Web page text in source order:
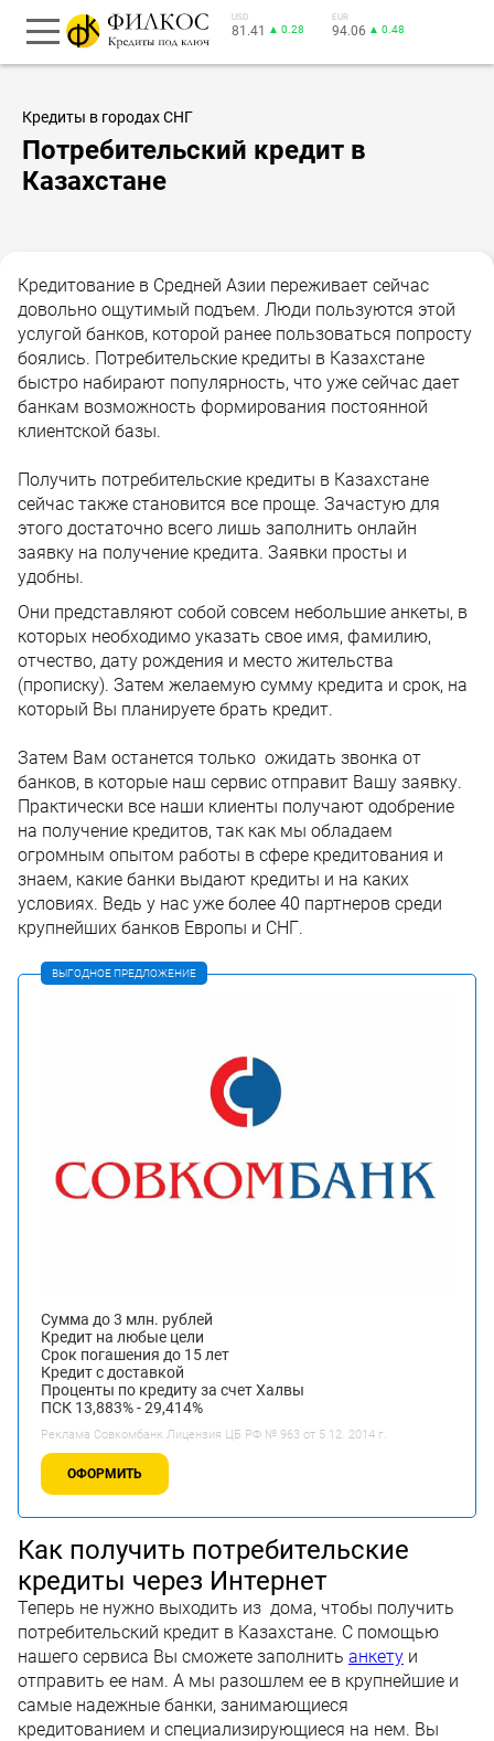
USD
81.41 ▲ 0.28
EUR
94.06 ▲ 0.48
Кредиты в городах СНГ
Потребительский кредит в
Казахстане
Кредитование в Средней Азии переживает сейчас
довольно ощутимый подъем. Люди пользуются этой
услугой банков, которой ранее пользоваться попросту
боялись. Потребительские кредиты в Казахстане
быстро набирают популярность, что уже сейчас дает
банкам возможность формирования постоянной
клиентской базы.
Получить потребительские кредиты в Казахстане
сейчас также становится все проще. Зачастую для
этого достаточно всего лишь заполнить онлайн
заявку на получение кредита. Заявки просты и
удобны.
Они представляют собой совсем небольшие анкеты, в
которых необходимо указать свое имя, фамилию,
отчество, дату рождения и место жительства
(прописку). Затем желаемую сумму кредита и срок, на
который Вы планируете брать кредит.
Затем Вам останется только ожидать звонка от
банков, в которые наш сервис отправит Вашу заявку.
Практически все наши клиенты получают одобрение
на получение кредитов, так как мы обладаем
огромным опытом работы в сфере кредитования и
знаем, какие банки выдают кредиты и на каких
условиях. Ведь у нас уже более 40 партнеров среди
крупнейших банков Европы и СНГ.
ВЫГОДНОЕ ПРЕДЛОЖЕНИЕ
Сумма до 3 млн. рублей
Кредит на любые цели
Срок погашения до 15 лет
Кредит с доставкой
Проценты по кредиту за счет Халвы
ПСК 13,883% - 29,414%
Реклама Совкомбанк.Лицензия ЦБ РФ № 963 от 5 12. 2014 г.
ОФОРМИТЬ
Как получить потребительские
кредиты через Интернет
Теперь не нужно выходить из дома, чтобы получить
потребительский кредит в Казахстане. С помощью
нашего сервиса Вы сможете заполнить анкету и
отправить ее нам. А мы разошлем ее в крупнейшие и
самые надежные банки, занимающиеся
кредитованием и специализирующиеся на нем. Вы